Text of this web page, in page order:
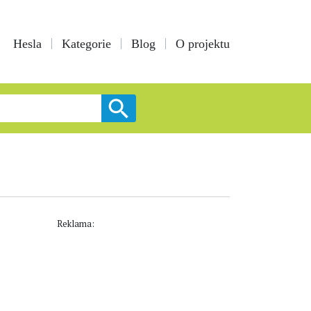
Hesla Kategorie Blog O projektu
Reklama: